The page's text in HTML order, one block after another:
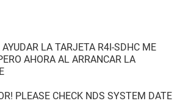
LA TARJETA R4I-SDHC ME
AHORA AL ARRANCAR LA
PLEASE CHECK NDS SYSTEM DATE